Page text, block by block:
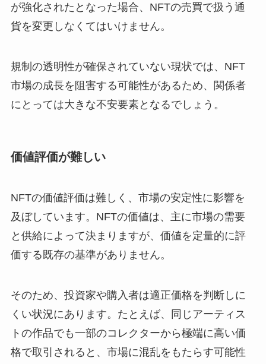
が強化されたとなった場合、NFTの売買で扱う通
貨を変更しなくてはいけません。
規制の透明性が確保されていない現状では、NFT
市場の成長を阻害する可能性があるため、関係者
にとっては大きな不安要素となるでしょう。
価値評価が難しい
NFTの価値評価は難しく、市場の安定性に影響を
及ぼしています。NFTの価値は、主に市場の需要
と供給によって決まりますが、価値を定量的に評
価する既存の基準がありません。
そのため、投資家や購入者は適正価格を判断しに
くい状況にあります。たとえば、同じアーティス
トの作品でも一部のコレクターから極端に高い価
格で取引されると、市場に混乱をもたらす可能性